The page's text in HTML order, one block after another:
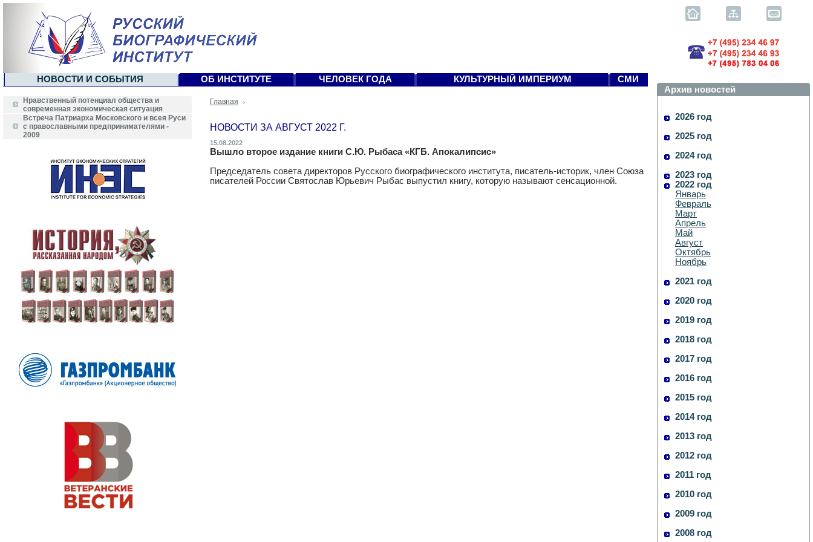
НОВОСТИ И СОБЫТИЯ ОБ ИНСТИТУТЕ ЧЕЛОВЕК ГОДА КУЛЬТУРНЫЙ ИМПЕРИУМ СМИ
Нравственный потенциал общества и
современная экономическая ситуация
Встреча Патриарха Московского и всея Руси
с православными предпринимателями -
2009
Главная
НОВОСТИ ЗА АВГУСТ 2022 Г.
15.08.2022
Вышло второе издание книги С.Ю. Рыбаса «КГБ. Апокалипсис»
Председатель совета директоров Русского биографического института, писатель-историк, член Союза
писателей России Святослав Юрьевич Рыбас выпустил книгу, которую называют сенсационной.
Архив новостей
2026 год
2025 год
2024 год
2023 год
2022 год
Январь
Февраль
Март
Апрель
Май
Август
Октябрь
Ноябрь
2021 год
2020 год
2019 год
2018 год
2017 год
2016 год
2015 год
2014 год
2013 год
2012 год
2011 год
2010 год
2009 год
2008 год